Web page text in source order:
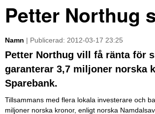
Petter Northug
Namn | Publicerad: 2012-03-17 23:25
Petter Northug vill få ränta för
garanterar 3,7 miljoner norska
Sparebank.
Tillsammans med flera lokala investerare och
miljoner norska kronor, enligt norska